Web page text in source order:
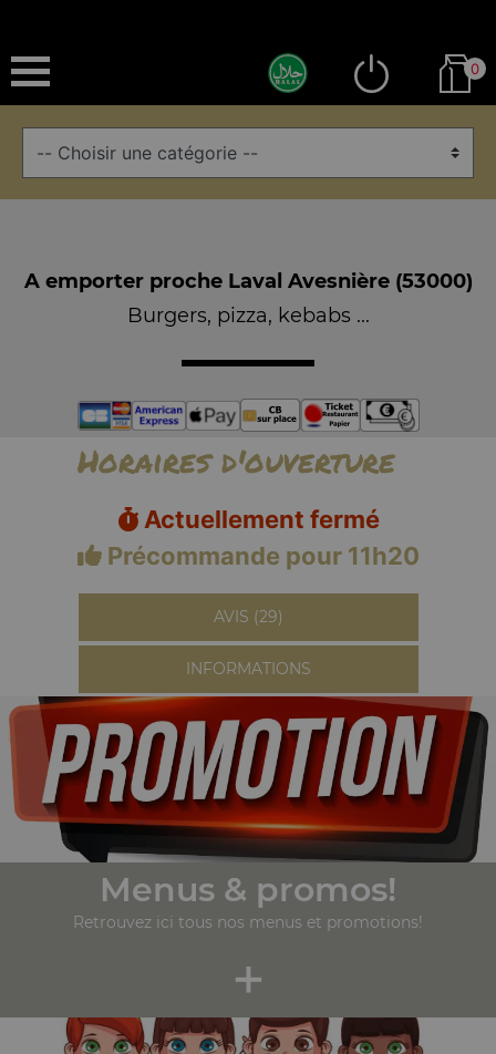
0
A emporter proche Laval Avesnière (53000)
Burgers, pizza, kebabs ...
Horaires d'ouverture
Actuellement fermé
Précommande pour 11h20
AVIS (29)
INFORMATIONS
Menus & promos!
Retrouvez ici tous nos menus et promotions!
+